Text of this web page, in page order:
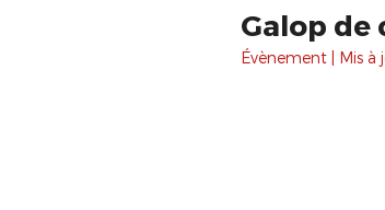
Galop de
Évènement | Mis à